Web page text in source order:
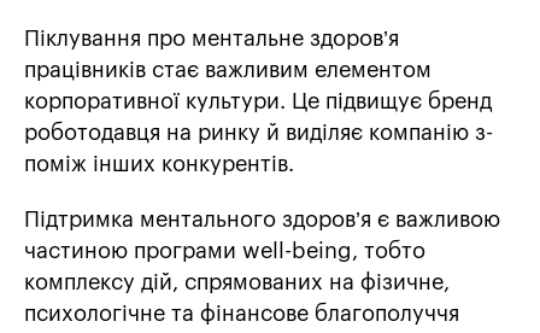
Піклування про ментальне здоров’я
працівників стає важливим елементом
корпоративної культури. Це підвищує бренд
роботодавця на ринку й виділяє компанію з-
поміж інших конкурентів.
Підтримка ментального здоров’я є важливою
частиною програми well-being, тобто
комплексу дій, спрямованих на фізичне,
психологічне та фінансове благополуччя